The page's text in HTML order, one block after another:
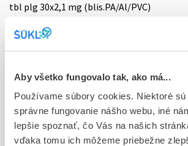
Aby všetko fungovalo tak, ako má...
Používame súbory cookies. Niektoré
správne fungovanie nášho webu, iné
lepšie spoznať, čo Vás na našich
vďaka tomu ich môžeme priebežne
tbl plg 30x2,1 mg (blis.PA/Al/PVC)
Stav
E - EU registrácia
Typ registračnej procedúry
Európska
Držiteľ, krajina
Boehringer Ingelheim International